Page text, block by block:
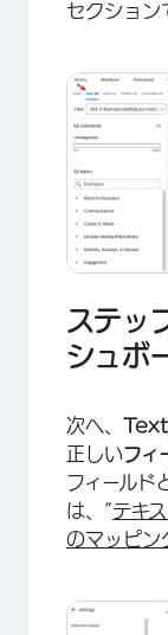
セクション
ステッ
シュボ
次へ、 Text
正しいフィ
フィールド
は、”テキ
のマッピン